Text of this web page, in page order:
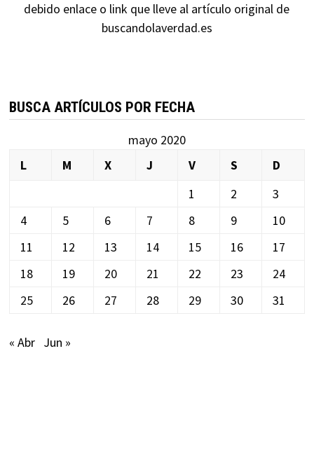
debido enlace o link que lleve al artículo original de
buscandolaverdad.es
BUSCA ARTÍCULOS POR FECHA
mayo 2020
L
M X J V S
D
1
2
3
4
5 6 7 8 9
10
11
12 13 14 15 16
17
18
19 20 21 22 23
24
25
26 27 28 29 30 31
« Abr Jun »